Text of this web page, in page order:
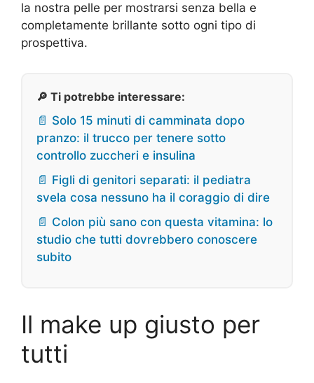
la nostra pelle per mostrarsi senza bella e
completamente brillante sotto ogni tipo di
prospettiva.
🔎 Ti potrebbe interessare:
📄 Solo 15 minuti di camminata dopo
pranzo: il trucco per tenere sotto
controllo zuccheri e insulina
📄 Figli di genitori separati: il pediatra
svela cosa nessuno ha il coraggio di dire
📄 Colon più sano con questa vitamina: lo
studio che tutti dovrebbero conoscere
subito
Il make up giusto per
tutti